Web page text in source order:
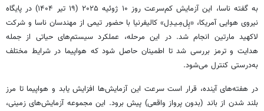
به گفته ناسا، این آزمایش کم‌سرعت روز ۱۰ ژوئیه ۲۰۲۵ (۱۹ تیر ۱۴۰۴) در پایگاه
نیروی هوایی آمریکا، «پِل‌مِـیـدِل» کالیفرنیا با حضور تیمی از مهندسان ناسا و شرکت
لاکهید مارتین انجام شد. در این مرحله، عملکرد سیستم‌های حیاتی از جمله
هدایت و ترمز بررسی شد تا اطمینان حاصل شود که هواپیما در شرایط مختلف
به‌درستی کنترل می‌شود.
در هفته‌های آینده، قرار است سرعت این آزمایش‌ها افزایش یابد و هواپیما تا مرز
بلند شدن از باند (بدون پرواز واقعی) پیش برود. این مجموعه آزمایش‌های زمینی،